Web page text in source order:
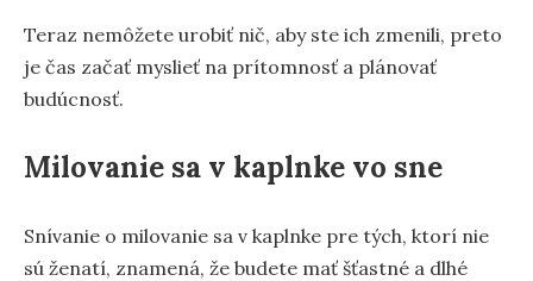
Teraz nemôžete urobiť nič, aby ste ich zmenili, preto
je čas začať myslieť na prítomnosť a plánovať
budúcnosť.
Milovanie sa v kaplnke vo sne
Snívanie o milovanie sa v kaplnke pre tých, ktorí nie
sú ženatí, znamená, že budete mať šťastné a dlhé